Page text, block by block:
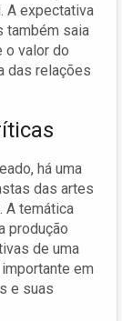
A expectativa
também saia
o valor do
das relações
há uma
das artes
A temática
produção
de uma
em
e suas